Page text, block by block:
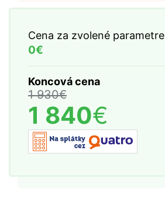
Cena za zvolené parametre
0€
Koncová cena
1 930€
1 840€